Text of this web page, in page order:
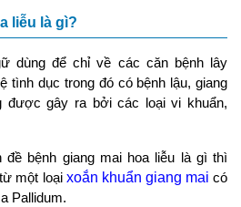
liễu là gì?
dùng để chỉ về các căn bệnh lây
tình dục trong đó có bệnh lậu, giang
được gây ra bởi các loại vi khuẩn,
đề bệnh giang mai hoa liễu là gì thì
một loại xoắn khuẩn giang mai có
Pallidum.